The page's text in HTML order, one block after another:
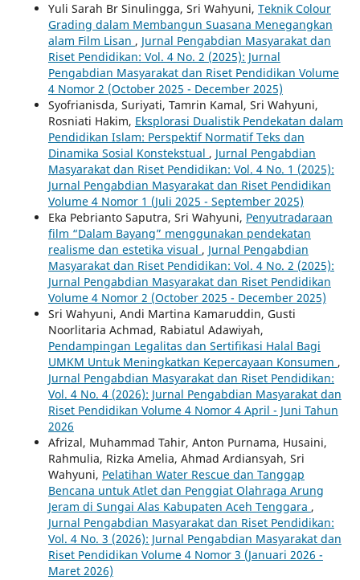
Yuli Sarah Br Sinulingga, Sri Wahyuni, Teknik Colour
Grading dalam Membangun Suasana Menegangkan
alam Film Lisan , Jurnal Pengabdian Masyarakat dan
Riset Pendidikan: Vol. 4 No. 2 (2025): Jurnal
Pengabdian Masyarakat dan Riset Pendidikan Volume
4 Nomor 2 (October 2025 - December 2025)
Syofrianisda, Suriyati, Tamrin Kamal, Sri Wahyuni,
Rosniati Hakim, Eksplorasi Dualistik Pendekatan dalam
Pendidikan Islam: Perspektif Normatif Teks dan
Dinamika Sosial Konstekstual , Jurnal Pengabdian
Masyarakat dan Riset Pendidikan: Vol. 4 No. 1 (2025):
Jurnal Pengabdian Masyarakat dan Riset Pendidikan
Volume 4 Nomor 1 (Juli 2025 - September 2025)
Eka Pebrianto Saputra, Sri Wahyuni, Penyutradaraan
film “Dalam Bayang” menggunakan pendekatan
realisme dan estetika visual , Jurnal Pengabdian
Masyarakat dan Riset Pendidikan: Vol. 4 No. 2 (2025):
Jurnal Pengabdian Masyarakat dan Riset Pendidikan
Volume 4 Nomor 2 (October 2025 - December 2025)
Sri Wahyuni, Andi Martina Kamaruddin, Gusti
Noorlitaria Achmad, Rabiatul Adawiyah,
Pendampingan Legalitas dan Sertifikasi Halal Bagi
UMKM Untuk Meningkatkan Kepercayaan Konsumen ,
Jurnal Pengabdian Masyarakat dan Riset Pendidikan:
Vol. 4 No. 4 (2026): Jurnal Pengabdian Masyarakat dan
Riset Pendidikan Volume 4 Nomor 4 April - Juni Tahun
2026
Afrizal, Muhammad Tahir, Anton Purnama, Husaini,
Rahmulia, Rizka Amelia, Ahmad Ardiansyah, Sri
Wahyuni, Pelatihan Water Rescue dan Tanggap
Bencana untuk Atlet dan Penggiat Olahraga Arung
Jeram di Sungai Alas Kabupaten Aceh Tenggara ,
Jurnal Pengabdian Masyarakat dan Riset Pendidikan:
Vol. 4 No. 3 (2026): Jurnal Pengabdian Masyarakat dan
Riset Pendidikan Volume 4 Nomor 3 (Januari 2026 -
Maret 2026)